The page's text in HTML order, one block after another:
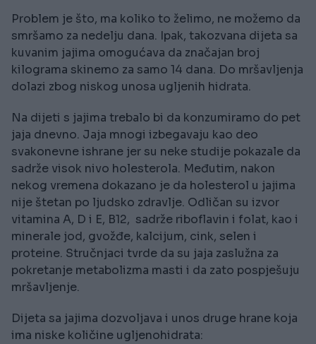
Problem je što, ma koliko to želimo, ne možemo da
smršamo za nedelju dana. Ipak, takozvana dijeta sa
kuvanim jajima omogućava da značajan broj
kilograma skinemo za samo 14 dana. Do mršavljenja
dolazi zbog niskog unosa ugljenih hidrata.
Na dijeti s jajima trebalo bi da konzumiramo do pet
jaja dnevno. Jaja mnogi izbegavaju kao deo
svakonevne ishrane jer su neke studije pokazale da
sadrže visok nivo holesterola. Međutim, nakon
nekog vremena dokazano je da holesterol u jajima
nije štetan po ljudsko zdravlje. Odličan su izvor
vitamina A, D i E, B12, sadrže riboflavin i folat, kao i
minerale jod, gvožđe, kalcijum, cink, selen i
proteine. Stručnjaci tvrde da su jaja zaslužna za
pokretanje metabolizma masti i da zato pospješuju
mršavljenje.
Dijeta sa jajima dozvoljava i unos druge hrane koja
ima niske količine ugljenohidrata: